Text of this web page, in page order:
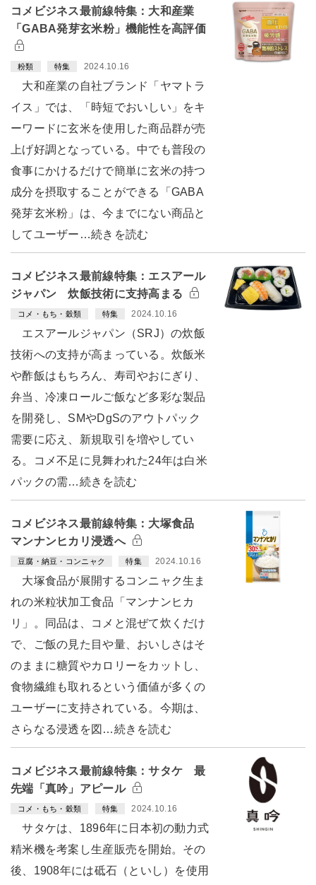
コメビジネス最前線特集：大和産業
「GABA発芽玄米粉」機能性を高評価
粉類 特集 2024.10.16
大和産業の自社ブランド「ヤマトラ
イス」では、「時短でおいしい」をキ
ーワードに玄米を使用した商品群が売
上げ好調となっている。中でも普段の
食事にかけるだけで簡単に玄米の持つ
成分を摂取することができる「GABA
発芽玄米粉」は、今までにない商品と
してユーザー…続きを読む
コメビジネス最前線特集：エスアール
ジャパン 炊飯技術に支持高まる
コメ・もち・穀類 特集 2024.10.16
エスアールジャパン（SRJ）の炊飯
技術への支持が高まっている。炊飯米
や酢飯はもちろん、寿司やおにぎり、
弁当、冷凍ロールご飯など多彩な製品
を開発し、SMやDgSのアウトパック
需要に応え、新規取引を増やしてい
る。コメ不足に見舞われた24年は白米
パックの需…続きを読む
コメビジネス最前線特集：大塚食品
マンナンヒカリ浸透へ
豆腐・納豆・コンニャク 特集 2024.10.16
大塚食品が展開するコンニャク生ま
れの米粒状加工食品「マンナンヒカ
リ」。同品は、コメと混ぜて炊くだけ
で、ご飯の見た目や量、おいしさはそ
のままに糖質やカロリーをカットし、
食物繊維も取れるという価値が多くの
ユーザーに支持されている。今期は、
さらなる浸透を図…続きを読む
コメビジネス最前線特集：サタケ 最
先端「真吟」アピール
コメ・もち・穀類 特集 2024.10.16
サタケは、1896年に日本初の動力式
精米機を考案し生産販売を開始。その
後、1908年には砥石（といし）を使用